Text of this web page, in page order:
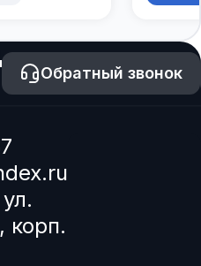
Обратный звонок
корп.